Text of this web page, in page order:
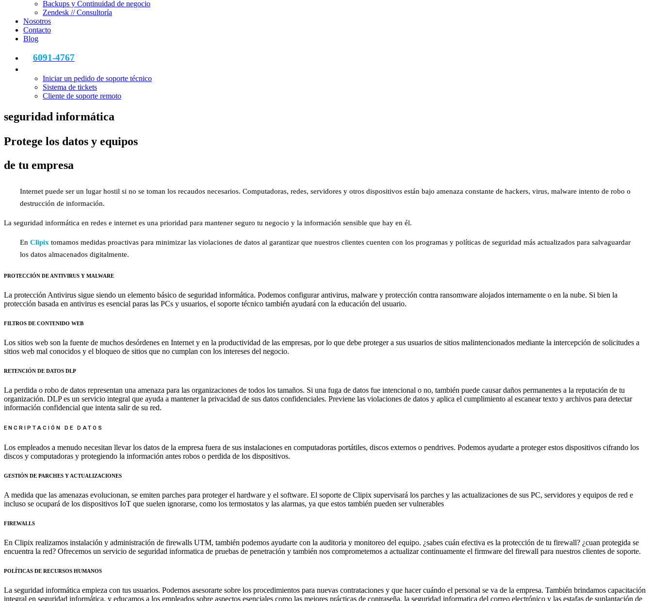
Backups y Continuidad de negocio
Zendesk // Consultoría
Nosotros
Contacto
Blog
6091-4767
Iniciar un pedido de soporte técnico
Sistema de tickets
Cliente de soporte remoto
seguridad informática
Protege los datos y equipos
de tu empresa
Internet puede ser un lugar hostil si no se toman los recaudos necesarios. Computadoras, redes, servidores y otros dispositivos están bajo amenaza constante de hackers, virus, malware intento de robo o
destrucción de información.
La seguridad informática en redes e internet es una prioridad para mantener seguro tu negocio y la información sensible que hay en él.
EnClipix tomamos medidas proactivas para minimizar las violaciones de datos al garantizar que nuestros clientes cuenten con los programas y políticas de seguridad más actualizados para salvaguardar
los datos almacenados digitalmente.
PROTECCIÓN DE ANTIVIRUS Y MALWARE
La protección Antivirus sigue siendo un elemento básico de seguridad informática. Podemos configurar antivirus, malware y protección contra ransomware alojados internamente o en la nube. Si bien la
protección basada en antivirus es esencial paras las PCs y usuarios, el soporte técnico también ayudará con la educación del usuario.
FILTROS DE CONTENIDO WEB​
Los sitios web son la fuente de muchos desórdenes en Internet y en la productividad de las empresas, por lo que debe proteger a sus usuarios de sitios malintencionados mediante la intercepción de solicitudes a
sitios web mal conocidos y el bloqueo de sitios que no cumplan con los intereses del negocio.
RETENCIÓN DE DATOS DLP​​
La perdida o robo de datos representan una amenaza para las organizaciones de todos los tamaños. Si una fuga de datos fue intencional o no, también puede causar daños permanentes a la reputación de tu
organización. DLP es un servicio integral que ayuda a mantener la privacidad de sus datos confidenciales. Previene las violaciones de datos y aplica el cumplimiento al escanear texto y archivos para detectar
información confidencial que intenta salir de su red.
ENCRIPTACIÓN DE DATOS
Los empleados a menudo necesitan llevar los datos de la empresa fuera de sus instalaciones en computadoras portátiles, discos externos o pendrives. Podemos ayudarte a proteger estos dispositivos cifrando los
discos y computadoras y protegiendo la información antes robos o perdida de los dispositivos.
GESTIÓN DE PARCHES Y ACTUALIZACIONES​​
A medida que las amenazas evolucionan, se emiten parches para proteger el hardware y el software. El soporte de Clipix supervisará los parches y las actualizaciones de sus PC, servidores y equipos de red e
incluso se ocupará de los dispositivos IoT que suelen ignorarse, como los termostatos y las alarmas, ya que estos también pueden ser vulnerables​​
FIREWALLS​​
En Clipix realizamos instalación y administración de firewalls UTM, también podemos ayudarte con la auditoria y monitoreo del equipo. ¿sabes cuán efectiva es la protección de tu firewall? ¿cuan protegida se
encuentra la red? Ofrecemos un servicio de seguridad informatica de pruebas de penetración y también nos comprometemos a actualizar continuamente el firmware del firewall para nuestros clientes de soporte.
POLÍTICAS DE RECURSOS HUMANOS​​
La seguridad informática empieza con tus usuarios. Podemos asesorarte sobre los procedimientos para nuevas contrataciones y que hacer cuándo el personal se va de la empresa. También brindamos capacitación
integral en seguridad informática, y educamos a los empleados sobre aspectos esenciales como las mejores prácticas de contraseña, la seguridad informatica del correo electrónico y las estafas de suplantación de